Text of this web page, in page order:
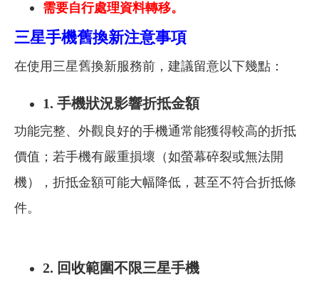
需要自行處理資料轉移。
三星手機舊換新注意事項
在使用三星舊換新服務前，建議留意以下幾點：
1. 手機狀況影響折抵金額
功能完整、外觀良好的手機通常能獲得較高的折抵
價值；若手機有嚴重損壞（如螢幕碎裂或無法開
機），折抵金額可能大幅降低，甚至不符合折抵條
件。
2. 回收範圍不限三星手機